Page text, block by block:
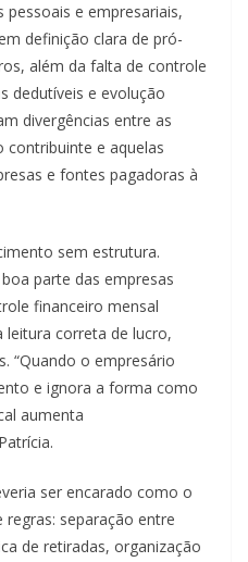
e empresariais,
definição clara de pró-
além da falta de controle
dedutíveis e evolução
divergências entre as
contribuinte e aquelas
e fontes pagadoras à
sem estrutura.
parte das empresas
financeiro mensal
correta de lucro,
“Quando o empresário
e ignora a forma como
aumenta
ser encarado como o
separação entre
de retiradas, organização